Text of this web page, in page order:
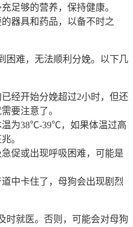
足够的营养，保持健康。
器具和药品，以备不时之
困难，无法顺利分娩。以下几
经开始分娩超过2小时，但还
要注意了。
温为38℃-39℃，如果体温过高
。
促或出现呼吸困难，可能是
中卡住了，母狗会出现剧烈
时就医。否则，可能会对母狗